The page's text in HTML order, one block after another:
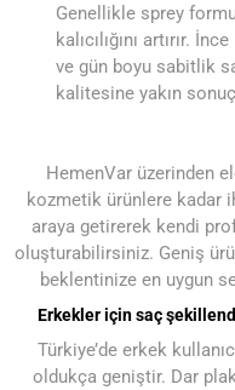
Genellikle sprey
kalıcılığını artırır.
ve gün boyu sabitlik
kalitesine yakın
HemenVar üzerinden
kozmetik ürünlere kadar
araya getirerek kendi
oluşturabilirsiniz. Geniş
beklentinize en uygun
Erkekler için saç
Türkiye’de erkek
oldukça geniştir. Dar